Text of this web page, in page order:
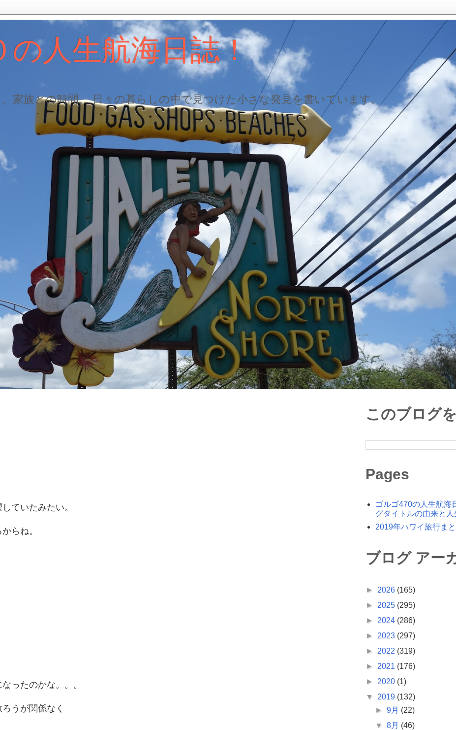
の人生航海日誌！
家族との時間。 日々の暮らしの中で見つけた小さな発見を書いています。
ていたみたい。
らね。
ったのかな。。。
うが関係なく
このブログ
Pages
ゴルゴ470の人生航海
グタイトルの由来と
2019年ハワイ旅行ま
ブログ アー
► 2026 (165)
► 2025 (295)
► 2024 (286)
► 2023 (297)
► 2022 (319)
► 2021 (176)
► 2020 (1)
▼ 2019 (132)
►9月 (22)
▼8月 (46)